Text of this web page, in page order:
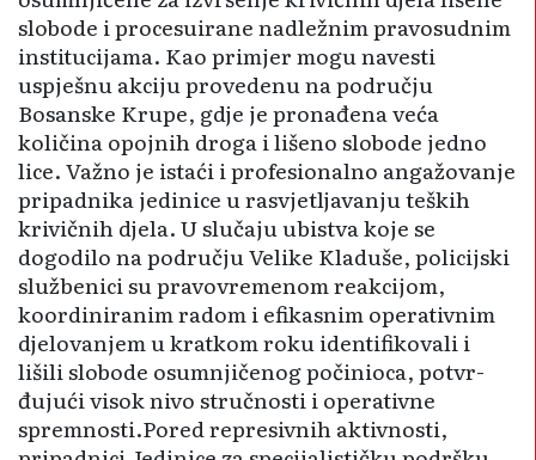
slobode i procesuirane nadležnim pravosudnim
institucijama. Kao primjer mogu navesti
uspješnu akciju provedenu na području
Bosanske Krupe, gdje je pronađena veća
količina opojnih droga i lišeno slobode jedno
lice. Važno je istaći i profesionalno angažovanje
pripadnika jedinice u rasvjetljavanju teških
krivičnih djela. U slučaju ubistva koje se
dogodilo na području Velike Kladuše, policijski
službenici su pravovremenom reakcijom,
koordiniranim radom i efikasnim operativnim
djelovanjem u kratkom roku identifikovali i
lišili slobode osumnjičenog počinioca, potvr­
đujući visok nivo stručnosti i operativne
spremnosti.Pored represivnih aktivnosti,